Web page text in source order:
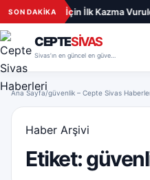
İçeriğe geç
SON DAKİKAMerkezi İçin İlk Kazma
CEPTESİVAS
Ana Sayfa/güvenlik – Cepte Sivas
Haber Arşivi
Etiket: